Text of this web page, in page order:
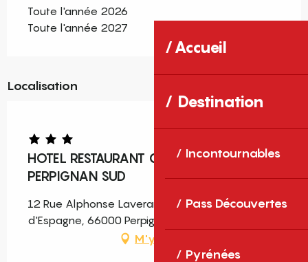
Accueil
Destination
Incontournables
Pass Découvertes
Pyrénées
Toute l'année 2026
Toute l'année 2027
Localisation
HOTEL RESTAURANT CAMPANILE
PERPIGNAN SUD
12 Rue Alphonse Laveran Lotissement Porte
d'Espagne, 66000 Perpignan
M'y rendre